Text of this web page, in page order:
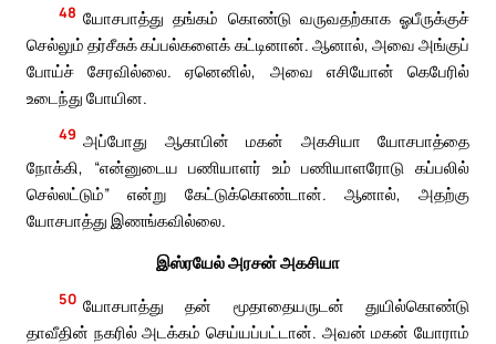
48 யோசபாத்து தங்கம் கொண்டு வருவதற்காக ஓபீருக்குச்
செல்லும் தர்சீசுக் கப்பல்களைக் கட்டினான். ஆனால், அவை அங்குப்
போய்ச் சேரவில்லை. ஏனெனில், அவை எசியோன் கெபேரில்
உடைந்து போயின.
49 அப்போது ஆகாபின் மகன் அகசியா யோசபாத்தை
நோக்கி, “என்னுடைய பணியாளர் உம் பணியாளரோடு கப்பலில்
செல்லட்டும்” என்று கேட்டுக்கொண்டான். ஆனால், அதற்கு
யோசபாத்து இணங்கவில்லை.
இஸ்ரயேல் அரசன் அகசியா
50 யோசபாத்து தன் மூதாதையருடன் துயில்கொண்டு
தாவீதின் நகரில் அடக்கம் செய்யப்பட்டான். அவன் மகன் யோராம்